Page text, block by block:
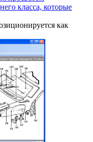
класса, которые
как